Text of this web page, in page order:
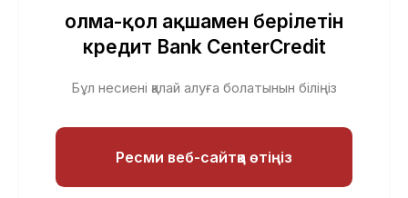
Қолма-қол ақшамен берілетін
кредит Bank CenterCredit
Бұл несиені қалай алуға болатынын біліңіз
Ресми веб-сайтқа өтіңіз